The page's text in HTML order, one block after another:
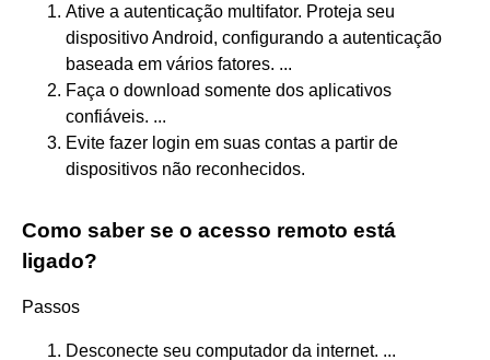
Ative a autenticação multifator. Proteja seu
dispositivo Android, configurando a autenticação
baseada em vários fatores. ...
Faça o download somente dos aplicativos
confiáveis. ...
Evite fazer login em suas contas a partir de
dispositivos não reconhecidos.
Como saber se o acesso remoto está
ligado?
Passos
Desconecte seu computador da internet. ...